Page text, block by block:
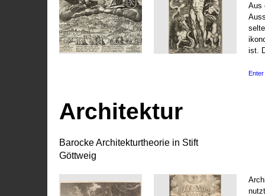
Aus
ist.
Enter
Architektur
Barocke Architekturtheorie in Stift
Göttweig